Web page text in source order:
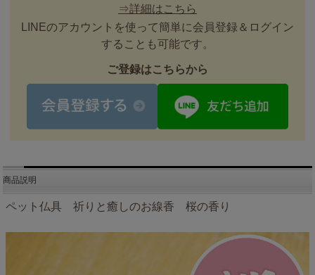
⇒詳細はこちら
LINEのアカウントを使って簡単に会員登録＆ログイン
することも可能です。
ご登録はこちらから
商品説明
ペット仏具 祈りと癒しのお線香 桜の香り